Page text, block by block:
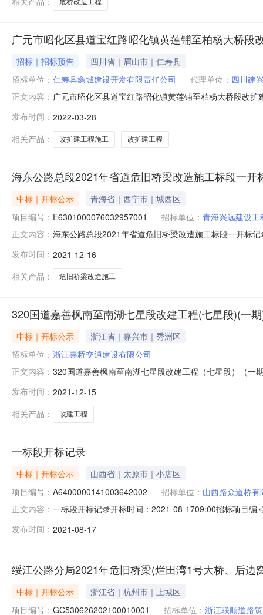
危桥改造工程
广元市昭化区县道宝红路昭化镇黄莲铺至柏杨大桥段
招标｜招标预告
四川省｜眉山市｜仁寿县
招标单位： 仁寿县鑫城建设开发有限责任公司 代理单位： 四川建
正文内容： 广元市昭化区县道宝红路昭化镇黄莲铺至柏杨大桥段改
养护段项目业主联系电话17790360871招标人广元市昭
广元市万缘新区市政务服务中心
发布时间： 2022-03-28
相关产品：
改扩建工程施工 改扩建工程
海东公路总段2021年省道危旧桥梁改造施工标段一开
中标｜开标公示
青海省｜西宁市｜城西区
项目编号： E6301000076032957001 招标单位： 青海兴远建设工
正文内容： 海东公路总段2021年省道危旧桥梁改造施工标段一开标
额:100000.00元,投标文件递交时间
发布时间： 2021-12-16
相关产品：
危旧桥梁改造施工
320国道嘉善枫南至南湖七星段改建工程(七星段)(一
中标｜开标公示
浙江省｜嘉兴市｜秀洲区
招标单位： 浙江嘉桥交通建设有限公司
正文内容： 320国道嘉善枫南至南湖七星段改建工程（七星段）（
质量要求:;保证金金额:0.00元,投标文件递交时间:未上传,
发布时间： 2021-12-15
相关产品：
改建工程
一标段开标记录
中标｜开标公示
山西省｜太原市｜小店区
项目编号： A6400000141003642002 招标单位： 山西路众道桥有
正文内容： 一标段开标记录开标时间：2021-08-1709:00招标项目
多斯市东方路桥集团股份有限公司;报价:0元/%/单价;工
发布时间： 2021-08-17
绥江公路分局2021年危旧桥梁(烂田湾1号大桥、后
中标｜开标公示
浙江省｜杭州市｜上城区
项目编号： GC530626202100010001 招标单位： 浙江联顺道路